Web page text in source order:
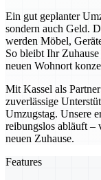
Ein gut geplanter
sondern auch Geld.
werden Möbel,
So bleibt Ihr
neuen Wohnort
Mit Kassel als
zuverlässige
Umzugstag. Unsere
reibungslos abläuft –
neuen Zuhause.
Features